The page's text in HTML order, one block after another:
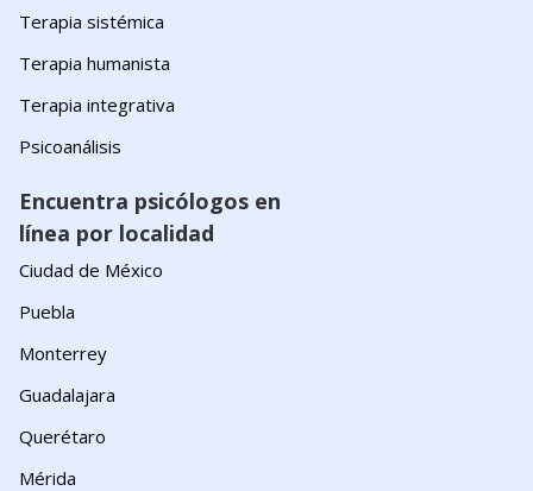
Terapia sistémica
Terapia humanista
Terapia integrativa
Psicoanálisis
Encuentra psicólogos en
línea por localidad
Ciudad de México
Puebla
Monterrey
Guadalajara
Querétaro
Mérida